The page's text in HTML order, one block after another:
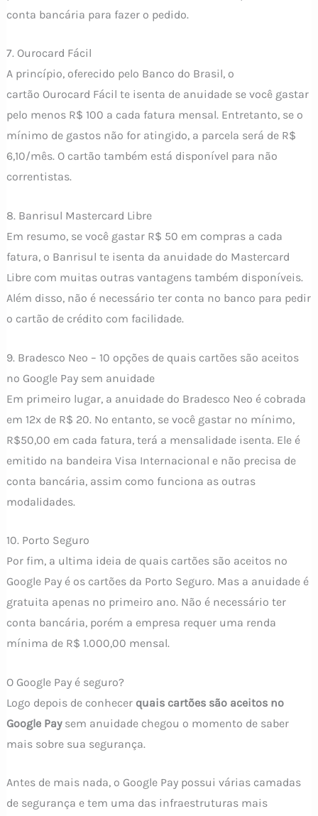
conta bancária para fazer o pedido.
7. Ourocard Fácil
A princípio, oferecido pelo Banco do Brasil, o
cartão Ourocard Fácil te isenta de anuidade se você gastar
pelo menos R$ 100 a cada fatura mensal. Entretanto, se o
mínimo de gastos não for atingido, a parcela será de R$
6,10/mês. O cartão também está disponível para não
correntistas.
8. Banrisul Mastercard Libre
Em resumo, se você gastar R$ 50 em compras a cada
fatura, o Banrisul te isenta da anuidade do Mastercard
Libre com muitas outras vantagens também disponíveis.
Além disso, não é necessário ter conta no banco para pedir
o cartão de crédito com facilidade.
9. Bradesco Neo – 10 opções de quais cartões são aceitos
no Google Pay sem anuidade
Em primeiro lugar, a anuidade do Bradesco Neo é cobrada
em 12x de R$ 20. No entanto, se você gastar no mínimo,
R$50,00 em cada fatura, terá a mensalidade isenta. Ele é
emitido na bandeira Visa Internacional e não precisa de
conta bancária, assim como funciona as outras
modalidades.
10. Porto Seguro
Por fim, a ultima ideia de quais cartões são aceitos no
Google Pay é os cartões da Porto Seguro. Mas a anuidade é
gratuita apenas no primeiro ano. Não é necessário ter
conta bancária, porém a empresa requer uma renda
mínima de R$ 1.000,00 mensal.
O Google Pay é seguro?
Logo depois de conhecer quais cartões são aceitos no
Google Paysem anuidade chegou o momento de saber
mais sobre sua segurança.
Antes de mais nada, o Google Pay possui várias camadas
de segurança e tem uma das infraestruturas mais